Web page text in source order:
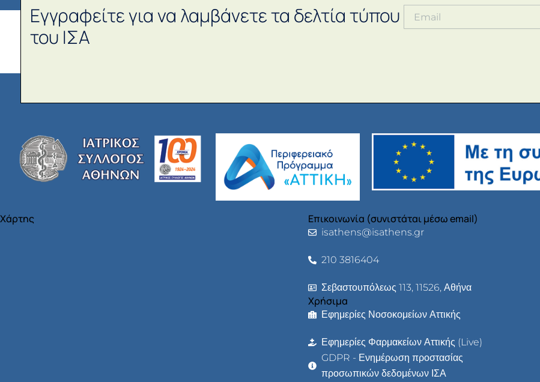
Εγγραφείτε για να λαμβάνετε τα δελτία τύπου
του ΙΣΑ
Χάρτης Επικοινωνία (συνιστάται μέσω email)
isathens@isathens.gr
210 3816404
Σεβαστουπόλεως 113, 11526, Αθήνα
Χρήσιμα
Εφημερίες Νοσοκομείων Αττικής
Εφημερίες Φαρμακείων Αττικής (Live)
GDPR - Ενημέρωση προστασίας
προσωπικών δεδομένων ΙΣΑ